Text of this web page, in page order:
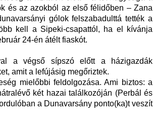
és az azokból az első félidőben – Zana
gólok felszabadulttá tették a
kell a Sipeki-csapattól, ha el kívánja
24-én átélt fiaskót.
a végső sípszó előtt a házigazdák
amit a lefújásig megőriztek.
mielőbbi feldolgozása. Ami biztos: a
két hazai találkozóján (Perbál és
a Dunavarsány ponto(ka)t veszít